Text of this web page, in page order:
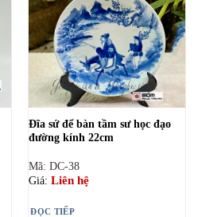
Đĩa sứ để bàn tầm sư học đạo
đường kính 22cm
Mã: DC-38
Giá: Liên hệ
ĐỌC TIẾP